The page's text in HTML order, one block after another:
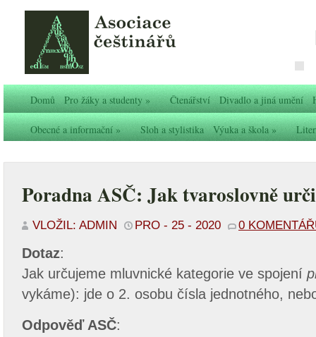
Domů Pro žáky a studenty» Čtenářství Divadlo a jiná umění
Obecné a informační» Sloh a stylistika Výuka a škola»
Poradna ASČ: Jak tvaroslovně
VLOŽIL: ADMIN PRO - 25 - 2020 0
Dotaz:
Jak určujeme mluvnické kategorie ve spojení
vykáme): jde o 2. osobu čísla jednotného,
Odpověď ASČ: